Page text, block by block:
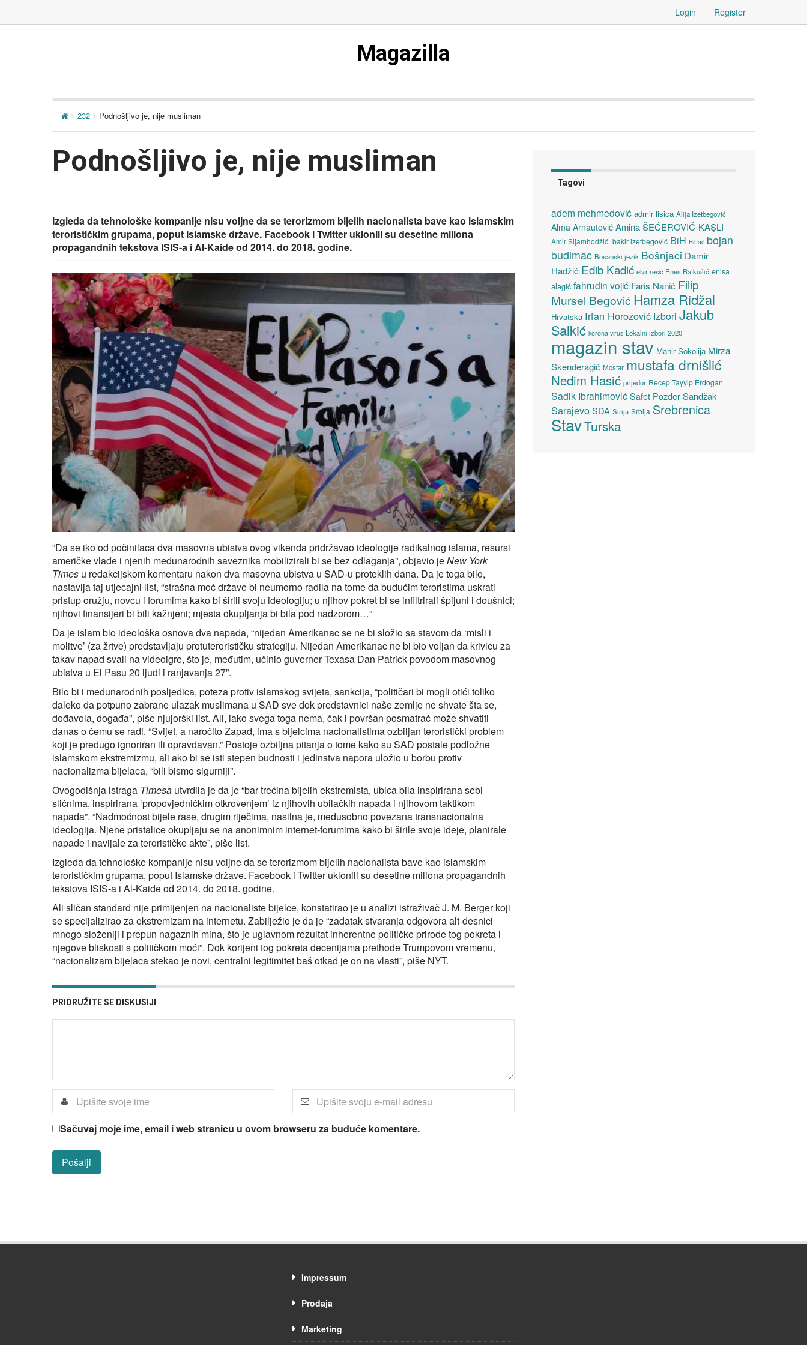
Login Register
Magazilla
232 Podnošljivo je, nije musliman
Podnošljivo je, nije musliman
Izgleda da tehnološke kompanije nisu voljne da se terorizmom bijelih nacionalista bave kao islamskim
terorističkim grupama, poput Islamske države. Facebook i Twitter uklonili su desetine miliona
propagandnih tekstova ISIS-a i Al-Kaide od 2014. do 2018. godine.
“Da se iko od počinilaca dva masovna ubistva ovog vikenda pridržavao ideologije radikalnog islama, resursi
američke vlade i njenih međunarodnih saveznika mobilizirali bi se bez odlaganja”, objavio jeNew York
Times u redakcijskom komentaru nakon dva masovna ubistva u SAD-u proteklih dana. Da je toga bilo,
nastavlja taj utjecajni list, “strašna moć države bi neumorno radila na tome da budućim teroristima uskrati
pristup oružju, novcu i forumima kako bi širili svoju ideologiju; u njihov pokret bi se infiltrirali špijuni i doušnici;
njihovi finansijeri bi bili kažnjeni; mjesta okupljanja bi bila pod nadzorom…”
Da je islam bio ideološka osnova dva napada, “nijedan Amerikanac se ne bi složio sa stavom da ‘misli i
molitve’ (za žrtve) predstavljaju protuterorističku strategiju. Nijedan Amerikanac ne bi bio voljan da krivicu za
takav napad svali na videoigre, što je, međutim, učinio guverner Texasa Dan Patrick povodom masovnog
ubistva u El Pasu 20 ljudi i ranjavanja 27”.
Bilo bi i međunarodnih posljedica, poteza protiv islamskog svijeta, sankcija, “političari bi mogli otići toliko
daleko da potpuno zabrane ulazak muslimana u SAD sve dok predstavnici naše zemlje ne shvate šta se,
dođavola, događa”, piše njujorški list. Ali, iako svega toga nema, čak i površan posmatrač može shvatiti
danas o čemu se radi. “Svijet, a naročito Zapad, ima s bijelcima nacionalistima ozbiljan teroristički problem
koji je predugo ignoriran ili opravdavan.” Postoje ozbiljna pitanja o tome kako su SAD postale podložne
islamskom ekstremizmu, ali ako bi se isti stepen budnosti i jedinstva napora uložio u borbu protiv
nacionalizma bijelaca, “bili bismo sigurniji”.
Ovogodišnja istraga Timesa utvrdila je da je “bar trećina bijelih ekstremista, ubica bila inspirirana sebi
sličnima, inspirirana ‘propovjedničkim otkrovenjem’ iz njihovih ubilačkih napada i njihovom taktikom
napada”. “Nadmoćnost bijele rase, drugim riječima, nasilna je, međusobno povezana transnacionalna
ideologija. Njene pristalice okupljaju se na anonimnim internet-forumima kako bi širile svoje ideje, planirale
napade i navijale za terorističke akte”, piše list.
Izgleda da tehnološke kompanije nisu voljne da se terorizmom bijelih nacionalista bave kao islamskim
terorističkim grupama, poput Islamske države. Facebook i Twitter uklonili su desetine miliona propagandnih
tekstova ISIS-a i Al-Kaide od 2014. do 2018. godine.
Ali sličan standard nije primijenjen na nacionaliste bijelce, konstatirao je u analizi istraživač J. M. Berger koji
se specijalizirao za ekstremizam na internetu. Zabilježio je da je “zadatak stvaranja odgovora alt-desnici
mnogo složeniji i prepun nagaznih mina, što je uglavnom rezultat inherentne političke prirode tog pokreta i
njegove bliskosti s političkom moći”. Dok korijeni tog pokreta decenijama prethode Trumpovom vremenu,
“nacionalizam bijelaca stekao je novi, centralni legitimitet baš otkad je on na vlasti”, piše NYT.
PRIDRUŽITE SE DISKUSIJI
Sačuvaj moje ime, email i web stranicu u ovom browseru za buduće komentare.
Tagovi
adem mehmedović admir lisica Alija Izetbegović
Alma Arnautović Amina ŠEĆEROVIĆ-KAŞLI
Amir Sijamhodžić. bakir izetbegović BiH Bihać bojan
budimac Bosanski jezik Bošnjaci Damir
Hadžić Edib Kadić elvir resić Enes Ratkušić enisa
alagić fahrudin vojić Faris Nanić Filip
Mursel Begović Hamza Ridžal
Hrvatska Irfan Horozović Izbori Jakub
Salkić korona virus Lokalni izbori 2020
magazin stav Mahir Sokolija Mirza
Skenderagić Mostar mustafa drnišlić
Nedim Hasić prijedor Recep Tayyip Erdogan
Sadik Ibrahimović Safet Pozder Sandžak
SarajevoSDA Sirija Srbija Srebrenica
StavTurska
Impressum
Prodaja
Marketing